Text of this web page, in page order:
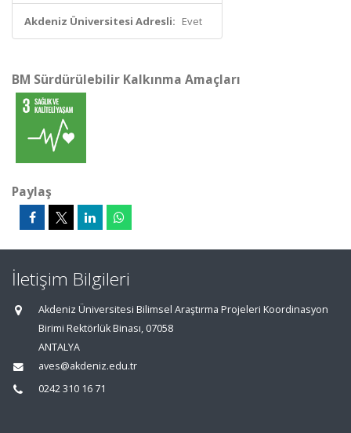
Akdeniz Üniversitesi Adresli: Evet
BM Sürdürülebilir Kalkınma Amaçları
Paylaş
İletişim Bilgileri
Akdeniz Üniversitesi Bilimsel Araştırma Projeleri Koordinasyon
Birimi Rektörlük Binası, 07058
ANTALYA
aves@akdeniz.edu.tr
0242 310 16 71